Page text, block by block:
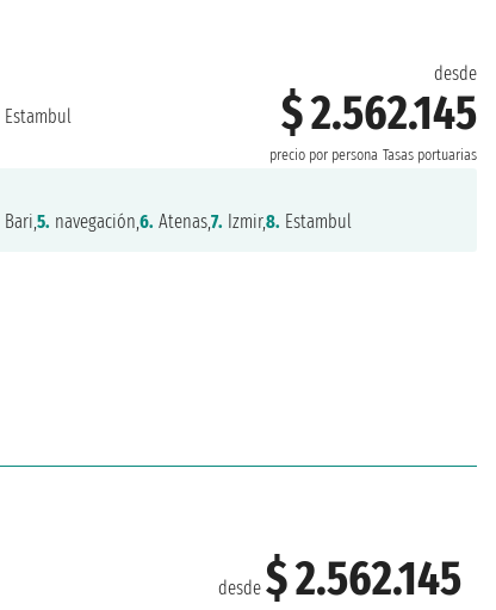
desde
$ 2.562.145
precio por persona Tasas portuarias
Estambul
Bari, 5. navegación, 6. Atenas,7. Izmir,8. Estambul
desde$ 2.562.145